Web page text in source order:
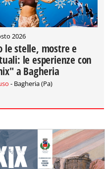
2026
le stelle, mostre e
le esperienze con
a Bagheria
- Bagheria (Pa)